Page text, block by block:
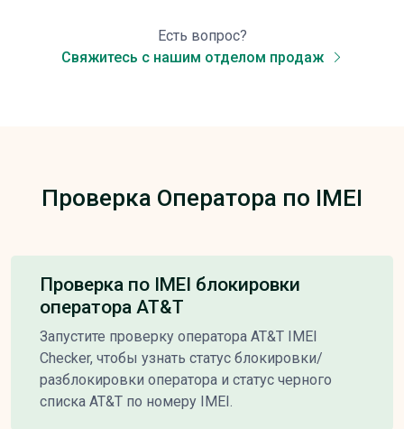
Есть вопрос?
Свяжитесь с нашим отделом продаж
Проверка Оператора по IMEI
Проверка по IMEI блокировки
оператора AT&T
Запустите проверку оператора AT&T IMEI
Checker, чтобы узнать статус блокировки/
разблокировки оператора и статус черного
списка AT&T по номеру IMEI.